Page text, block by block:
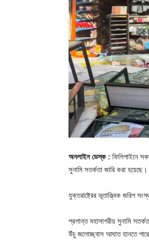
অনলাইন ডেস্ক : ফিলিপাইনে
সুনামি সতর্কতা জারি করা
যুক্তরাষ্ট্রের ভূতাত্ত্বিক জরিপ
প্রশান্ত মহাসাগরীয় সুনামি
উঁচু জলোচ্ছ্বাস আঘাত হানতে